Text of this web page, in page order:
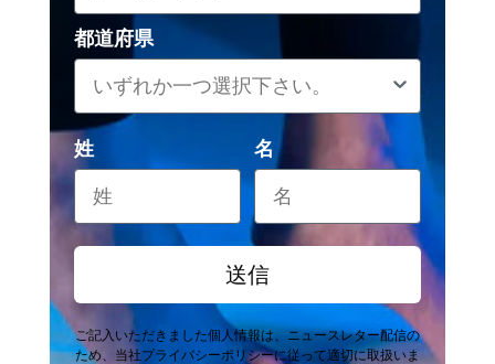
都道府県
姓 名
送信
ご記入いただきました個人情報は、ニュースレター配信の
ため、当社プライバシーポリシーに従って適切に取扱いま